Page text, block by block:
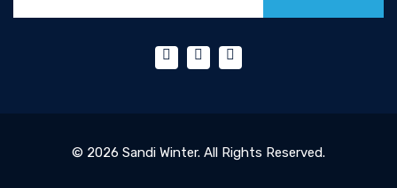
© 2026 Sandi Winter. All Rights Reserved.